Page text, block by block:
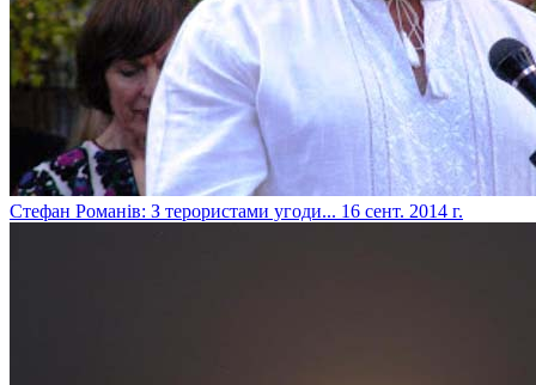
Стефан Романів: З терористами угоди... 16 сент. 2014 г.